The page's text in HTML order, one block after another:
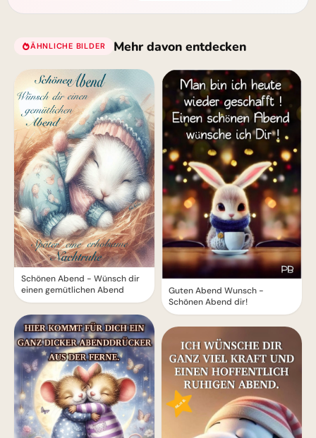
ÄHNLICHE BILDER Mehr davon entdecken
Schönen Abend - Wünsch dir
einen gemütlichen Abend
Guten Abend Wunsch -
Schönen Abend dir!